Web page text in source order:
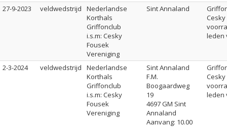
27-9-2023
veldwedstrijd
Nederlandse
Korthals
Griffonclub
i.s.m: Cesky
Fousek
Vereniging
Sint Annaland
leden
2-3-2024 veldwedstrijd
Nederlandse
Korthals
Griffonclub
i.s.m: Cesky
Fousek
Vereniging
Sint Annaland
F.M.
Boogaardweg
19
4697 GM Sint
Annaland
Aanvang: 10.00
leden